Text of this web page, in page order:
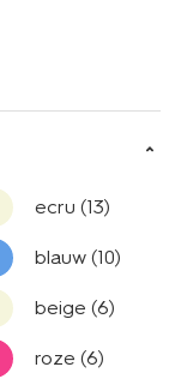
ecru(13)
blauw(10)
beige(6)
roze(6)